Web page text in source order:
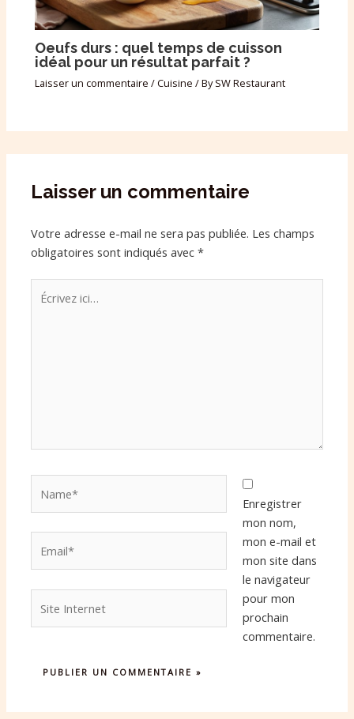
Oeufs durs : quel temps de cuisson
idéal pour un résultat parfait ?
Laisser un commentaire /Cuisine / BySW Restaurant
Laisser un commentaire
Votre adresse e-mail ne sera pas publiée. Les champs
obligatoires sont indiqués avec*
Écrivez
ici…
Internet
Enregistrer
mon nom,
mon e-mail et
mon site dans
le navigateur
pour mon
prochain
commentaire.